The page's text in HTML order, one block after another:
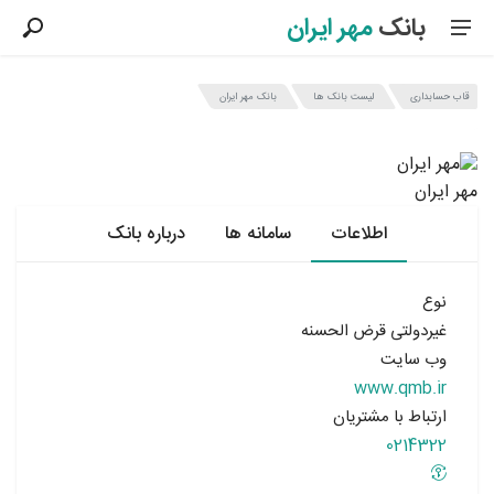
بانکمهر ایران
قاب حسابداری لیست بانک ها بانک مهر ایران
مهر ایران
اطلاعات
سامانه ها درباره بانک
نوع
غیردولتی قرض الحسنه
وب سایت
www.qmb.ir
ارتباط با مشتریان
0214322